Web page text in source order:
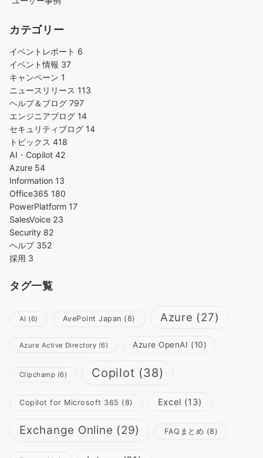
カテゴリー
イベントレポート 6
イベント情報 37
キャンペーン 1
ニュースリリース 113
ヘルプ＆ブログ 797
エンジニアブログ 14
セキュリティブログ 14
トピックス 418
AI・Copilot 42
Azure 54
Information 13
Office365 180
PowerPlatform 17
SalesVoice 23
Security 82
ヘルプ 352
採用 3
タグ一覧
AI (6) AvePoint Japan (8) Azure (27)
Azure Active Directory (6) Azure OpenAI (10)
Clipchamp (6) Copilot (38)
Copilot for Microsoft 365 (8) Excel (13)
Exchange Online (29) FAQまとめ (8)